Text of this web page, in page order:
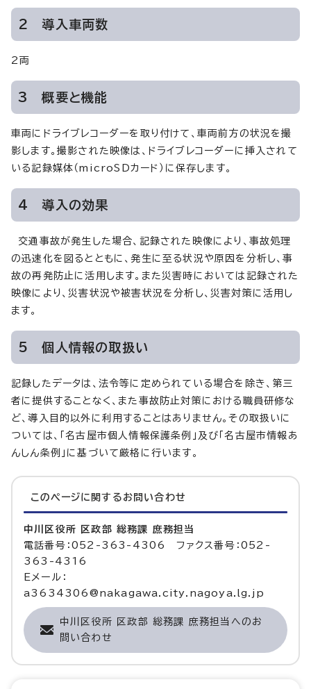
2 導入車両数
2両
3 概要と機能
車両にドライブレコーダーを取り付けて、車両前方の状況を撮
影します。撮影された映像は、ドライブレコーダーに挿入されて
いる記録媒体（microSDカード）に保存します。
4 導入の効果
交通事故が発生した場合、記録された映像により、事故処理
の迅速化を図るとともに、発生に至る状況や原因を分析し、事
故の再発防止に活用します。また災害時においては記録された
映像により、災害状況や被害状況を分析し、災害対策に活用し
ます。
5 個人情報の取扱い
記録したデータは、法令等に定められている場合を除き、第三
者に提供することなく、また事故防止対策における職員研修な
ど、導入目的以外に利用することはありません。その取扱いに
ついては、「名古屋市個人情報保護条例」及び「名古屋市情報あ
んしん条例」に基づいて厳格に行います。
このページに関する お問い合わせ
中川区役所 区政部 総務課 庶務担当
電話番号：052-363-4306 ファクス番号：052-
363-4316
Eメール：
a3634306@nakagawa.city.nagoya.lg.jp
中川区役所 区政部 総務課 庶務担当へのお
問い合わせ